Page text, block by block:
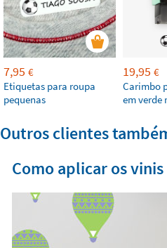
7,95 €
Etiquetas para roupa
pequenas
19,95 €
Carimbo
em verde
Outros clientes
Como aplicar os